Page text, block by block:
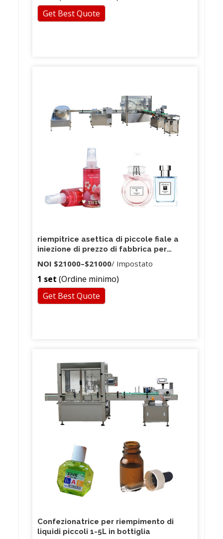
Get Best Quote
riempitrice asettica di piccole fiale a
iniezione di prezzo di fabbrica per
laboratorio
NOI $21000–$21000/ Impostato
1 set (Ordine minimo)
Get Best Quote
Confezionatrice per riempimento di
liquidi piccoli 1-5L in bottiglia